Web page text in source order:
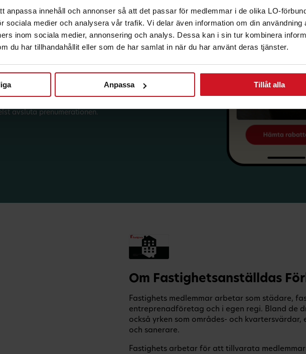
anpassa innehåll och annonser så att det passar för medlemmar i de olika LO-
sociala medier och analysera vår trafik. Vi delar även information om din användning
inom sociala medier, annonsering och analys. Dessa kan i sin tur kombinera
du har tillhandahållit eller som de har samlat in när du har använt deras tjänster.
Anpassa Tillåt alla
från LO Mervärde.
i enlighet med allmänna
avsluta prenumerationen.
Om Fastighetsanställdas
Fastighets medlemmar arbetar som städare,
entreprenadföretag och i egen regi. Bland de
också yrken som områdes- och
och sanerare.
Fastighets arbetar för att tillvarata